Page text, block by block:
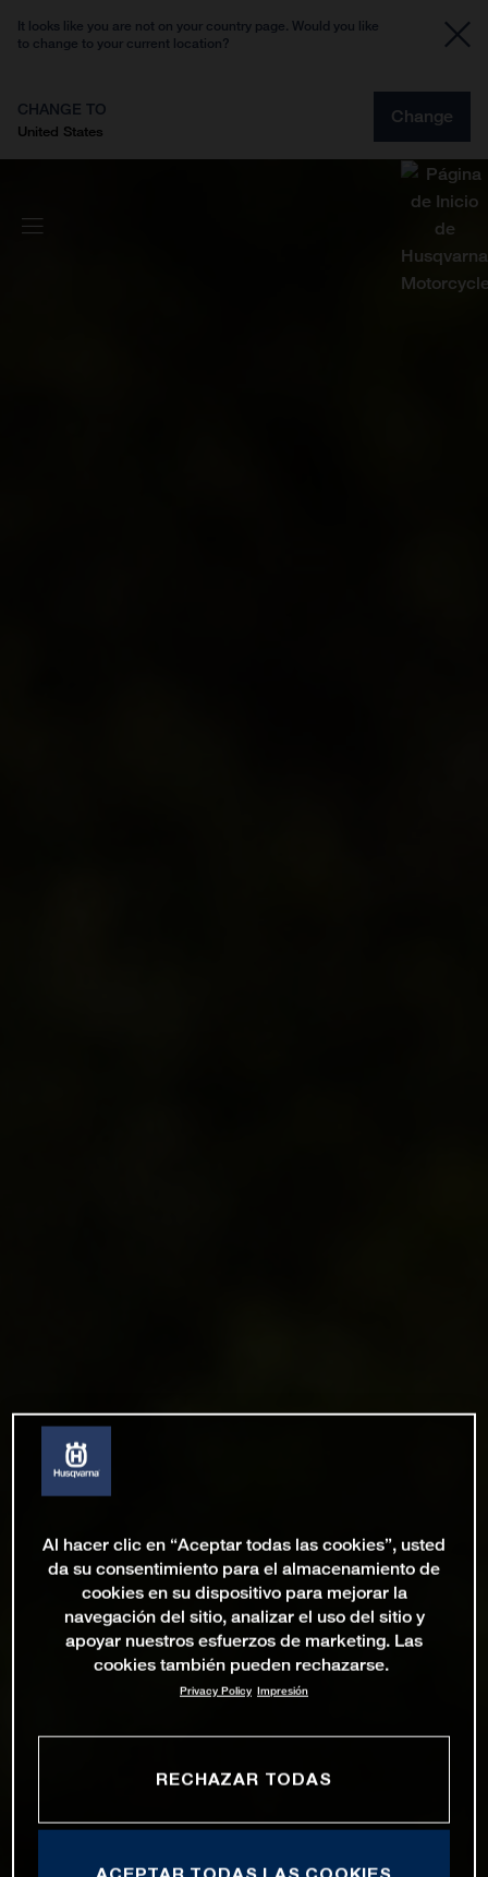
It looks like you are not on your country page. Would you like
to change to your current location?
CHANGE TO
United States
Change
Al hacer clic en “Aceptar todas las cookies”, usted
da su consentimiento para el almacenamiento de
cookies en su dispositivo para mejorar la
navegación del sitio, analizar el uso del sitio y
apoyar nuestros esfuerzos de marketing. Las
cookies también pueden rechazarse.
Privacy Policy Impresión
RECHAZAR TODAS
ACEPTAR TODAS LAS COOKIES